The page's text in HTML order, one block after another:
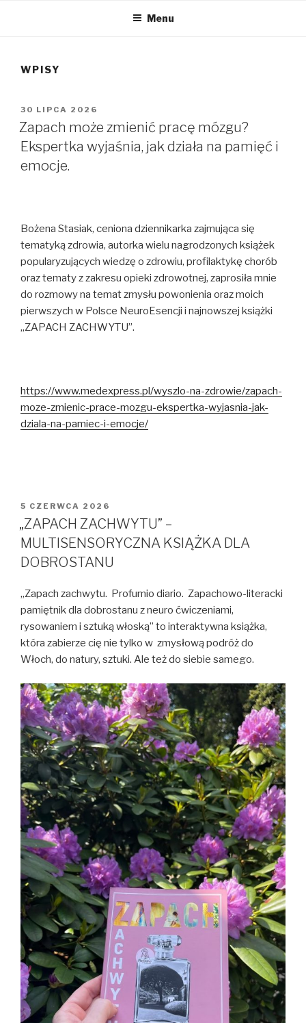
Menu
WPISY
OPUBLIKOWANE
W
30 LIPCA 2026
Zapach może zmienić pracę mózgu?
Ekspertka wyjaśnia, jak działa na pamięć i
emocje.
Bożena Stasiak, ceniona dziennikarka zajmująca się
tematyką zdrowia, autorka wielu nagrodzonych książek
popularyzujących wiedzę o zdrowiu, profilaktykę chorób
oraz tematy z zakresu opieki zdrowotnej, zaprosiła mnie
do rozmowy na temat zmysłu powonienia oraz moich
pierwszych w Polsce NeuroEsencji i najnowszej książki
„ZAPACH ZACHWYTU”.
https://www.medexpress.pl/wyszlo-na-zdrowie/zapach-
moze-zmienic-prace-mozgu-ekspertka-wyjasnia-jak-
dziala-na-pamiec-i-emocje/
OPUBLIKOWANE
W
5 CZERWCA 2026
„ZAPACH ZACHWYTU” –
MULTISENSORYCZNA KSIĄŻKA DLA
DOBROSTANU
„Zapach zachwytu. Profumio diario. Zapachowo-literacki
pamiętnik dla dobrostanu z neuro ćwiczeniami,
rysowaniem i sztuką włoską” to interaktywna książka,
która zabierze cię nie tylko w zmysłową podróż do
Włoch, do natury, sztuki. Ale też do siebie samego.